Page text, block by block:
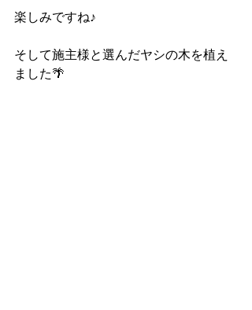
楽しみですね♪
そして施主様と選んだヤシの木を植え
ました🌴